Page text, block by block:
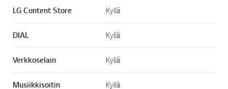
LG Content Store Kyllä
DIAL Kyllä
Verkkoselain Kyllä
Musiikkisoitin Kyllä